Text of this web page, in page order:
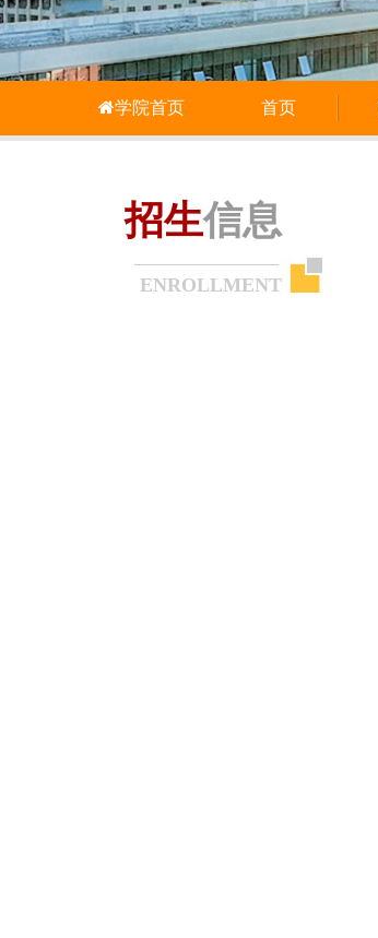
学院首页 首页
招生信息
ENROLLMENT